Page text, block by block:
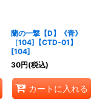
蘭の一撃【D】《青》
［104]【CTD-01】
[104]
30円(税込)
カートに入れる